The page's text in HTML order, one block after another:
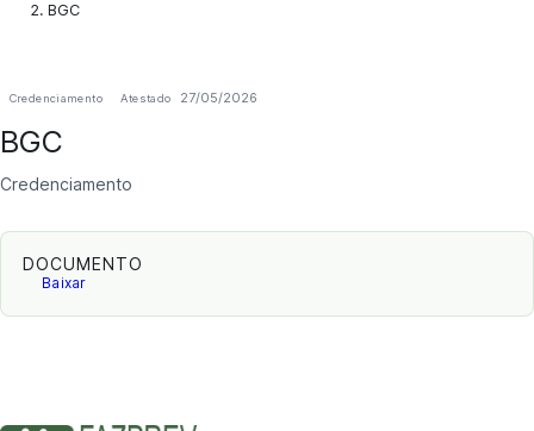
BGC
Credenciamento Atestado 27/05/2026
BGC
Credenciamento
DOCUMENTO
Baixar